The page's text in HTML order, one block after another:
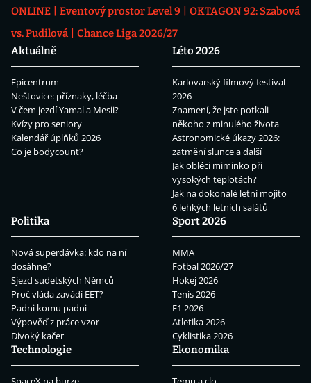
ONLINE
Eventový prostor Level 9
OKTAGON 92: Szabová
vs. Pudilová
Chance Liga 2026/27
Aktuálně
Epicentrum
Neštovice: příznaky, léčba
V čem jezdí Yamal a Mesii?
Kvízy pro seniory
Kalendář úplňků 2026
Co je bodycount?
Léto 2026
Karlovarský filmový festival
2026
Znamení, že jste potkali
někoho z minulého života
Astronomické úkazy 2026:
zatmění slunce a další
Jak obléci miminko při
vysokých teplotách?
Jak na dokonalé letní mojito
6 lehkých letních salátů
Politika
Nová superdávka: kdo na ní
dosáhne?
Sjezd sudetských Němců
Proč vláda zavádí EET?
Padni komu padni
Výpověď z práce vzor
Divoký kačer
Sport 2026
MMA
Fotbal 2026/27
Hokej 2026
Tenis 2026
F1 2026
Atletika 2026
Cyklistika 2026
Technologie
Ekonomika